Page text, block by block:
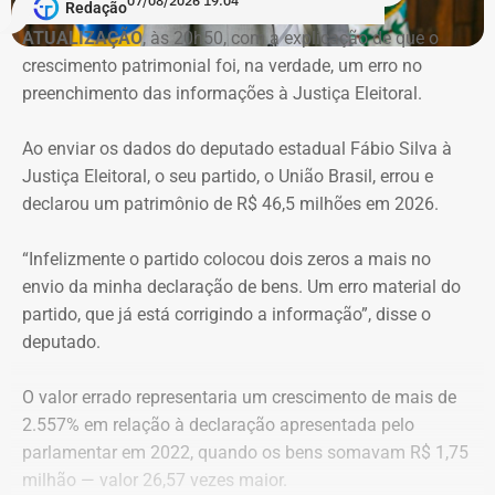
Imóvel de Eduardo Bolsonaro será leiloado por um valor 36% menor ao que
O apartamento que vai à leilão fica na Avenida Pasteu e
tem cerca de 101 metros quadrados. O imóvel se
Baía de Guanabara.
A Caixa Econômica tentou intimar pessoalmente o ex-
deputado federal. Mas como não conseguiu localizá-lo,
dias 5, 6 e 7 de novembro de 2025, concedendo o prazo
legal para regularização da dívida. Posteriormente, a
propriedade foi consolidada em nome da Caixa em 30 de
março de 2026 por causa da falta de pagamento.
Redação
ATUALIZAÇÃO, às 20h50, com a explicação de que o
crescimento patrimonial foi, na verdade, um erro no
preenchimento das informações à Justiça Eleitoral.
Ao enviar os dados do deputado estadual Fábio Silva à
Justiça Eleitoral, o seu partido, o União Brasil, errou e
declarou um patrimônio de R$ 46,5 milhões em 2026.
“Infelizmente o partido colocou dois zeros a mais no
envio da minha declaração de bens. Um erro material do
partido, que já está corrigindo a informação”, disse o
deputado.
O valor errado representaria um crescimento de mais de
2.557% em relação à declaração apresentada pelo
parlamentar em 2022, quando os bens somavam R$ 1,75
milhão — valor 26,57 vezes maior.